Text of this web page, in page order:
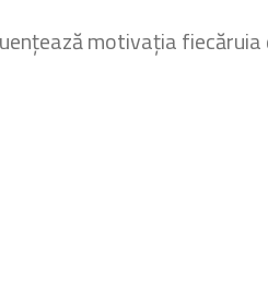
motivația fiecăruia